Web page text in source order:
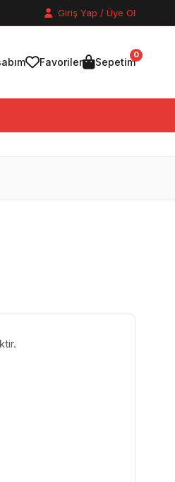
Giriş Yap / Üye Ol
Favoriler Sepetim
0